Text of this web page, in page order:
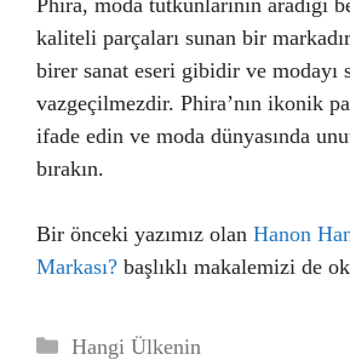
kaliteli parçaları sunan bir
birer sanat eseri gibidir ve modayı
vazgeçilmezdir. Phira’nın ikonik
ifade edin ve moda dünyasında
bırakın.
Bir önceki yazımız olan Hanon
Markası? başlıklı makalemizi de
Kategoriler
Hangi Ülkenin